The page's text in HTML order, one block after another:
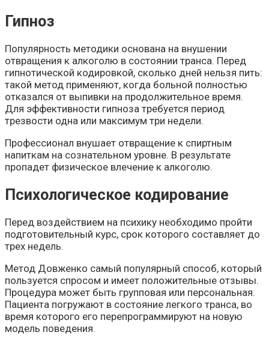
Гипноз
Популярность методики основана на внушении
отвращения к алкоголю в состоянии транса. Перед
гипнотической кодировкой, сколько дней нельзя пить:
такой метод применяют, когда больной полностью
отказался от выпивки на продолжительное время.
Для эффективности гипноза требуется период
трезвости одна или максимум три недели.
Профессионал внушает отвращение к спиртным
напиткам на сознательном уровне. В результате
пропадет физическое влечение к алкоголю.
Психологическое кодирование
Перед воздействием на психику необходимо пройти
подготовительный курс, срок которого составляет до
трех недель.
Метод Довженко самый популярный способ, который
пользуется спросом и имеет положительные отзывы.
Процедура может быть групповая или персональная.
Пациента погружают в состояние легкого транса, во
время которого его перепрограммируют на новую
модель поведения.